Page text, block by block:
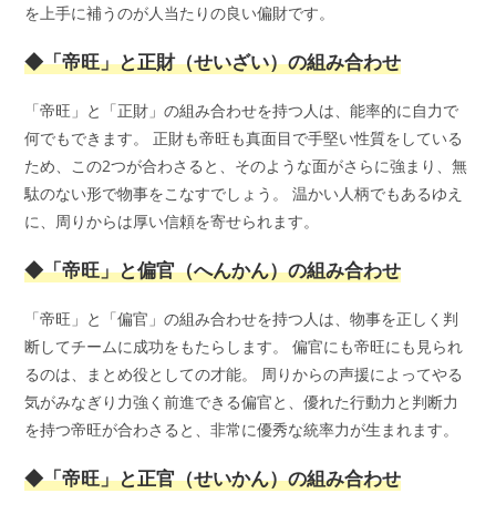
を上手に補うのが人当たりの良い偏財です。
◆「帝旺」と正財（せいざい）の組み合わせ
「帝旺」と「正財」の組み合わせを持つ人は、能率的に自力で
何でもできます。 正財も帝旺も真面目で手堅い性質をしている
ため、この2つが合わさると、そのような面がさらに強まり、無
駄のない形で物事をこなすでしょう。 温かい人柄でもあるゆえ
に、周りからは厚い信頼を寄せられます。
◆「帝旺」と偏官（へんかん）の組み合わせ
「帝旺」と「偏官」の組み合わせを持つ人は、物事を正しく判
断してチームに成功をもたらします。 偏官にも帝旺にも見られ
るのは、まとめ役としての才能。 周りからの声援によってやる
気がみなぎり力強く前進できる偏官と、優れた行動力と判断力
を持つ帝旺が合わさると、非常に優秀な統率力が生まれます。
◆「帝旺」と正官（せいかん）の組み合わせ